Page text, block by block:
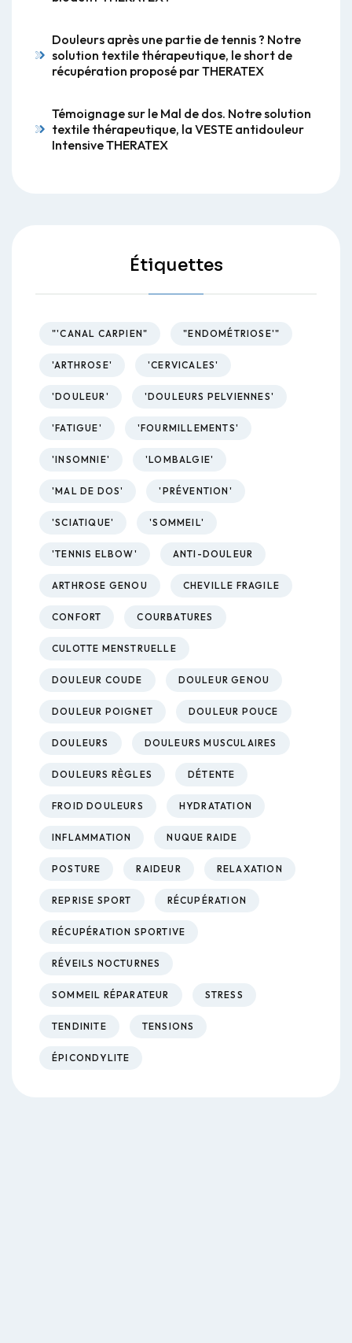
Douleurs après une partie de tennis ? Notre
solution textile thérapeutique, le short de
récupération proposé par THERATEX
Témoignage sur le Mal de dos. Notre solution
textile thérapeutique, la VESTE antidouleur
Intensive THERATEX
Étiquettes
"'CANAL CARPIEN" "ENDOMÉTRIOSE'"
'ARTHROSE' 'CERVICALES'
'DOULEUR' 'DOULEURS PELVIENNES'
'FATIGUE' 'FOURMILLEMENTS'
'INSOMNIE' 'LOMBALGIE'
'MAL DE DOS' 'PRÉVENTION'
'SCIATIQUE' 'SOMMEIL'
'TENNIS ELBOW' ANTI-DOULEUR
ARTHROSE GENOU CHEVILLE FRAGILE
CONFORT COURBATURES
CULOTTE MENSTRUELLE
DOULEUR COUDE DOULEUR GENOU
DOULEUR POIGNET DOULEUR POUCE
DOULEURS DOULEURS MUSCULAIRES
DOULEURS RÈGLES DÉTENTE
FROID DOULEURS HYDRATATION
INFLAMMATION NUQUE RAIDE
POSTURE RAIDEUR RELAXATION
REPRISE SPORT RÉCUPÉRATION
RÉCUPÉRATION SPORTIVE
RÉVEILS NOCTURNES
SOMMEIL RÉPARATEUR STRESS
TENDINITE TENSIONS
ÉPICONDYLITE